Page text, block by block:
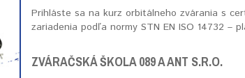
Prihláste sa na kurz orbitálneho zvárania s
zariadenia podľa normy STN EN ISO 14732 –
ZVÁRAČSKÁ ŠKOLA 089 A ANT S.R.O.